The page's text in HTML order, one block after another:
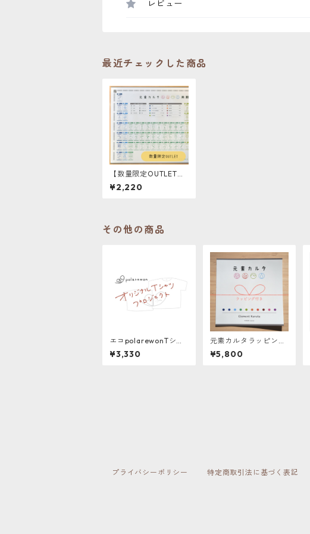
レビュー
最近チェックした商品
【数量限定OUTLET】
周期表ポスター ver.1
A2サイズ
¥2,220
その他の商品
エコpolarewonTシャ
ツ
¥3,330
元素カルタラッピング
つき【テレビ放送後ご
好評のため、品薄】
¥5,800
プライバシーポリシー 特定商取引法に基づく表記